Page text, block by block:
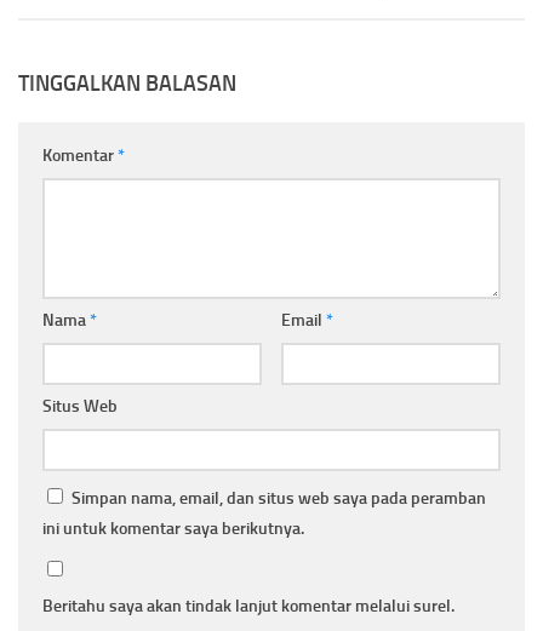
TINGGALKAN BALASAN
Komentar*
Nama* Email *
Situs Web
Simpan nama, email, dan situs web saya pada peramban
ini untuk komentar saya berikutnya.
Beritahu saya akan tindak lanjut komentar melalui surel.